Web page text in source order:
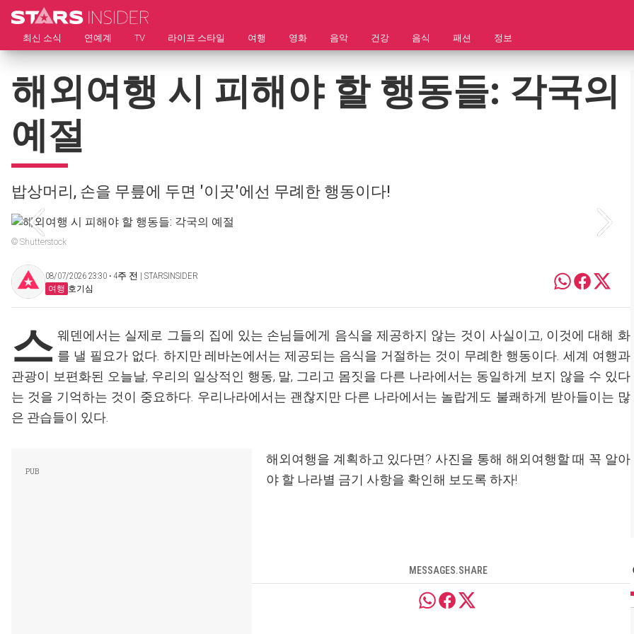
최신 소식 연예계 TV 라이프 스타일 여행 영화 음악 건강 음식 패션 정보
해외여행 시 피해야 할 행동들: 각국의
예절
밥상머리, 손을 무릎에 두면 '이곳'에선 무례한 행동이다!
© Shutterstock
08/07/2026 23:30 ‧ 4주 전 | STARSINSIDER
여행 호기심
스 웨덴에서는 실제로 그들의 집에 있는 손님들에게 음식을 제공하지 않는 것이 사실이고, 이것에 대해 화
를 낼 필요가 없다. 하지만 레바논에서는 제공되는 음식을 거절하는 것이 무례한 행동이다. 세계 여행과
관광이 보편화된 오늘날, 우리의 일상적인 행동, 말, 그리고 몸짓을 다른 나라에서는 동일하게 보지 않을 수 있다
는 것을 기억하는 것이 중요하다. 우리나라에서는 괜찮지만 다른 나라에서는 놀랍게도 불쾌하게 받아들이는 많
은 관습들이 있다.
해외여행을 계획하고 있다면? 사진을 통해 해외여행할 때 꼭 알아
야 할 나라별 금기 사항을 확인해 보도록 하자!
MESSAGES.SHARE